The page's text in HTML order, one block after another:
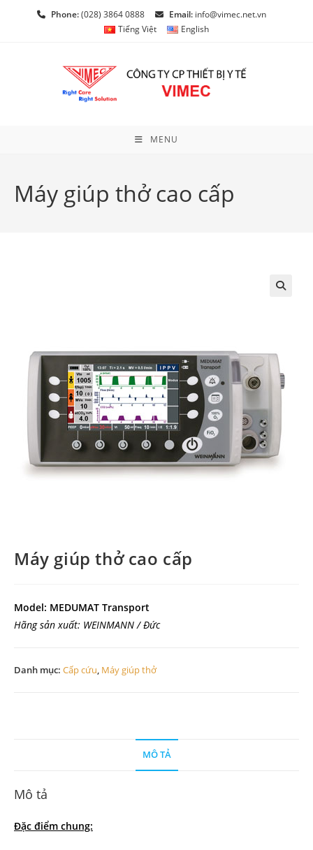
Phone:(028) 3864 0888 Email:info@vimec.net.vn
Tiếng Việt
English
MENU
Máy giúp thở cao cấp
Máy giúp thở cao cấp
Model: MEDUMAT Transport
Hãng sản xuất: WEINMANN / Đức
Danh mục: Cấp cứu, Máy giúp thở
MÔ TẢ
Mô tả
Đặc điểm chung: